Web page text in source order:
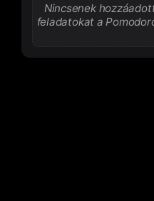
Nincsenek
feladatokat a